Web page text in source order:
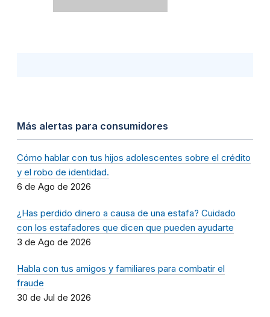
Más alertas para consumidores
Cómo hablar con tus hijos adolescentes sobre el crédito
y el robo de identidad.
6 de Ago de 2026
¿Has perdido dinero a causa de una estafa? Cuidado
con los estafadores que dicen que pueden ayudarte
3 de Ago de 2026
Habla con tus amigos y familiares para combatir el
fraude
30 de Jul de 2026